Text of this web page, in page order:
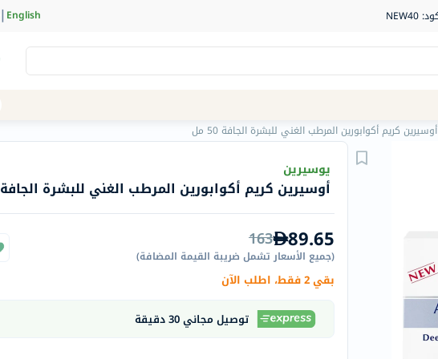
|English
Navigation
الصيدلية
الماركات
Humantara
carroten
betadine
أوسيرين كريم أكوابورين المرطب الغني للبشرة الجافة 50 مل
يوسيرين
أوسيرين كريم أكوابورين المرطب الغني للبشرة الجافة 50 مل
89.65
163
(جميع الأسعار تشمل ضريبة القيمة المضافة)
بقي 2 فقط، اطلب الآن
توصيل مجاني 30 دقيقة